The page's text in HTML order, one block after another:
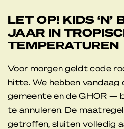
LET OP! KIDS ‘N’
JAAR IN
TEMPERATUREN
Voor morgen geldt code
hitte. We hebben vandaag
gemeente en de GHOR —
te annuleren. De
getroffen, sluiten volledig